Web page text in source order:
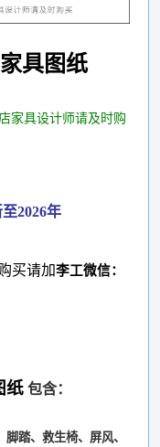
具图纸
家具设计师请及时购
2026年
买请加李工微信：
纸 包含：
踏、救生椅、屏风、